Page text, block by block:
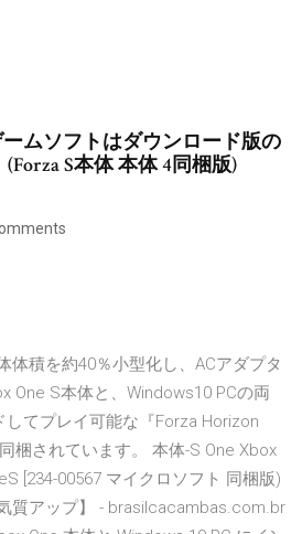
ムソフトはダウンロード版の
S本体 本体 4同梱版)
体積を約40％小型化し、ACアダプタ
One S本体と、Windows10 PCの両
てプレイ可能な『Forza Horizon
梱されています。 本体-S One Xbox
[234-00567 マイクロソフト 同梱版)
質アップ】 - brasilcacambas.com.br